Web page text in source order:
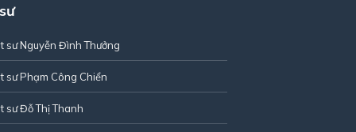
sư Nguyễn Đình Thưởng
sư Phạm Công Chiển
sư Đỗ Thị Thanh